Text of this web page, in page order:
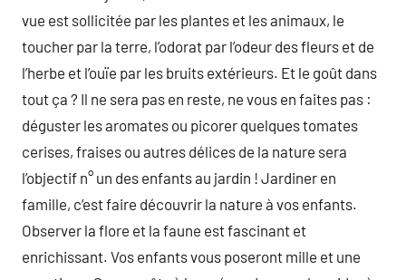
vue est sollicitée par les plantes et les animaux, le
toucher par la terre, l’odorat par l’odeur des fleurs et de
l’herbe et l’ouïe par les bruits extérieurs. Et le goût dans
tout ça ? Il ne sera pas en reste, ne vous en faites pas :
déguster les aromates ou picorer quelques tomates
cerises, fraises ou autres délices de la nature sera
l’objectif n° un des enfants au jardin ! Jardiner en
famille, c’est faire découvrir la nature à vos enfants.
Observer la flore et la faune est fascinant et
enrichissant. Vos enfants vous poseront mille et une